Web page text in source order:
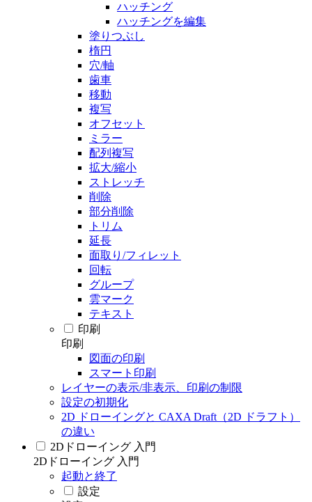
ハッチング
ハッチングを編集
塗りつぶし
楕円
穴/軸
歯車
移動
複写
オフセット
ミラー
配列複写
拡大/縮小
ストレッチ
削除
部分削除
トリム
延長
面取り/フィレット
回転
グループ
雲マーク
テキスト
印刷
印刷
図面の印刷
スマート印刷
レイヤーの表示/非表示、印刷の制限
設定の初期化
2D ドローイングと CAXA Draft（2D ドラフト）
の違い
2Dドローイング 入門
2Dドローイング 入門
起動と終了
設定